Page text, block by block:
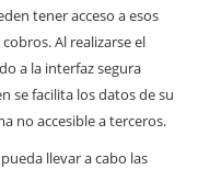
tener acceso a esos
Al realizarse el
a la interfaz segura
se facilita los datos de su
no accesible a terceros.
llevar a cabo las